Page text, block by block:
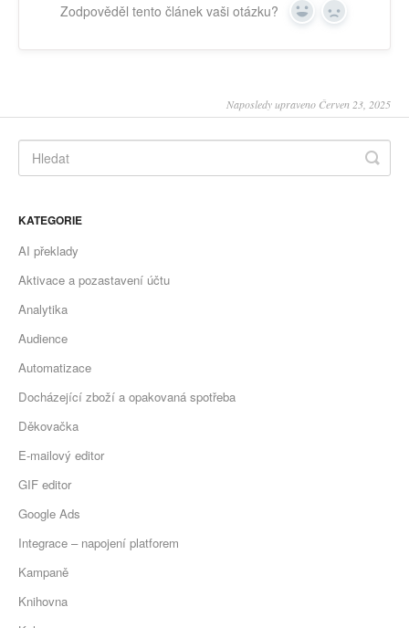
Zodpověděl tento článek vaši otázku? Yes No
Naposledy upraveno Červen 23, 2025
KATEGORIE
AI překlady
Aktivace a pozastavení účtu
Analytika
Audience
Automatizace
Docházející zboží a opakovaná spotřeba
Děkovačka
E-mailový editor
GIF editor
Google Ads
Integrace – napojení platforem
Kampaně
Knihovna